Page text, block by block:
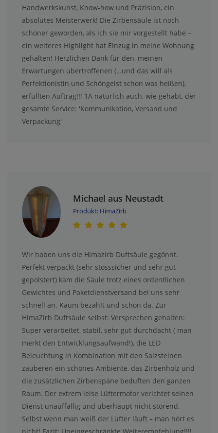
Handwerkskunst, Know-how und Präzision, ein
absolutes Meisterwerk! Die Zirbensäule ist noch
schöner geworden, als ich sie mir vorgestellt habe –
ein weiteres Highlight hat Einzug in meine Wohnung
gehalten! Herzlichen Dank für den, meinen
Erwartungen übertroffenen (…und das will als
Perfektionistin und Schöngeist schon was heißen),
erfüllten Auftrag!!! 1A natürlich auch, wie gehabt, der
gesamte Service: 'Kommunikation, Versand und
Verpackung'
Michael aus Neustadt
Produkt: HimaZirb
Wir haben uns die Himazirb Duftsäule gegönnt.
Perfekt verpackt (sehr stosssicher und sehr gut
gepolstert) kam die Säule trotz eines ordentlichen
Gewichtes und Paketdienstversand bei uns sehr
schnell an. Kaum bezahlt und schon da. Zur
HimaZirb Duftsäule selbst: Versprechen gehalten:
Super verarbeitet, stabil, sehr gut durchdacht ( man
merkt den Entwicklungsaufwand!), die LED
Beleuchtung in Kombination mit den Salzsteinen
zauberen ein schönes Ambiente, das Zirbenholz und
die zusätzlichen Zirbenspäne beduften den ganzen
Raum. Der extrem leise Lüftermotor verichtet seinen
Dienst unauffällig und überhaupt nicht störend.
Selbst wenn man weiß der Lüfter läuft – man hört es